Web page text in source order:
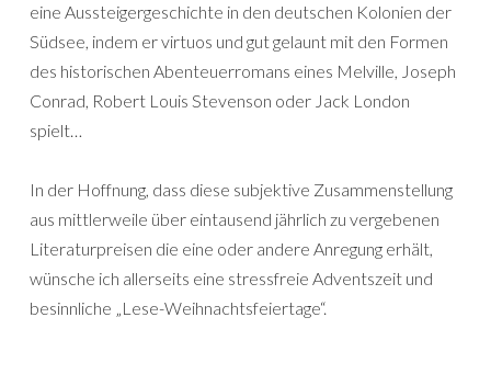
eine Aussteigergeschichte in den deutschen Kolonien der
Südsee, indem er virtuos und gut gelaunt mit den Formen
des historischen Abenteuerromans eines Melville, Joseph
Conrad, Robert Louis Stevenson oder Jack London
spielt…
In der Hoffnung, dass diese subjektive Zusammenstellung
aus mittlerweile über eintausend jährlich zu vergebenen
Literaturpreisen die eine oder andere Anregung erhält,
wünsche ich allerseits eine stressfreie Adventszeit und
besinnliche „Lese-Weihnachtsfeiertage“.